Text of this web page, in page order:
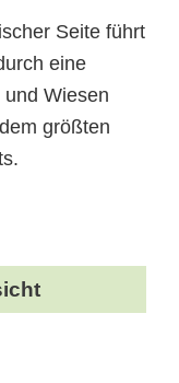
Seite führt
eine
Wiesen
größten